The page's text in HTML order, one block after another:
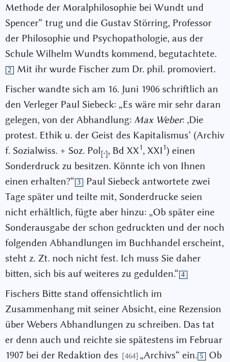
Methode der Moralphilosophie bei Wundt und
Spencer“ trug und die Gustav Störring, Professor
der Philosophie und Psychopathologie, aus der
Schule Wilhelm Wundts kommend, begutachtete.
2
Mit ihr wurde Fischer zum Dr. phil. promoviert.
Fischer wandte sich am 16. Juni 1906 schriftlich an
den Verleger Paul Siebeck: „Es wäre mir sehr daran
gelegen, von der Abhandlung: Max Weber: ,Die
protest. Ethik u. der Geist des Kapitalismus‘ (Archiv
f. Sozialwiss. + Soz. Pol[.], Bd XX1, XXI 1) einen
Sonderdruck zu besitzen. Könnte ich von Ihnen
einen erhalten?“ 3
Paul Siebeck antwortete zwei
Tage später und teilte mit, Sonderdrucke seien
nicht erhältlich, fügte aber hinzu: „Ob später eine
Sonderausgabe der schon gedruckten und der noch
folgenden Abhandlungen im Buchhandel erscheint,
steht z. Zt. noch nicht fest. Ich muss Sie daher
bitten, sich bis auf weiteres zu gedulden.“ 4
Fischers Bitte stand offensichtlich im
Zusammenhang mit seiner Absicht, eine Rezension
über Webers Abhandlungen zu schreiben. Das tat
er denn auch und reichte sie spätestens im Februar
1907 bei der Redaktion des [464] „Archivs“ ein. 5
Ob